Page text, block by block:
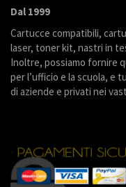
Dal 1999
Cartucce compatibili,
laser, toner kit, nastri in
Inoltre, possiamo fornire
per l’ufficio e la scuola, e
di aziende e privati nei